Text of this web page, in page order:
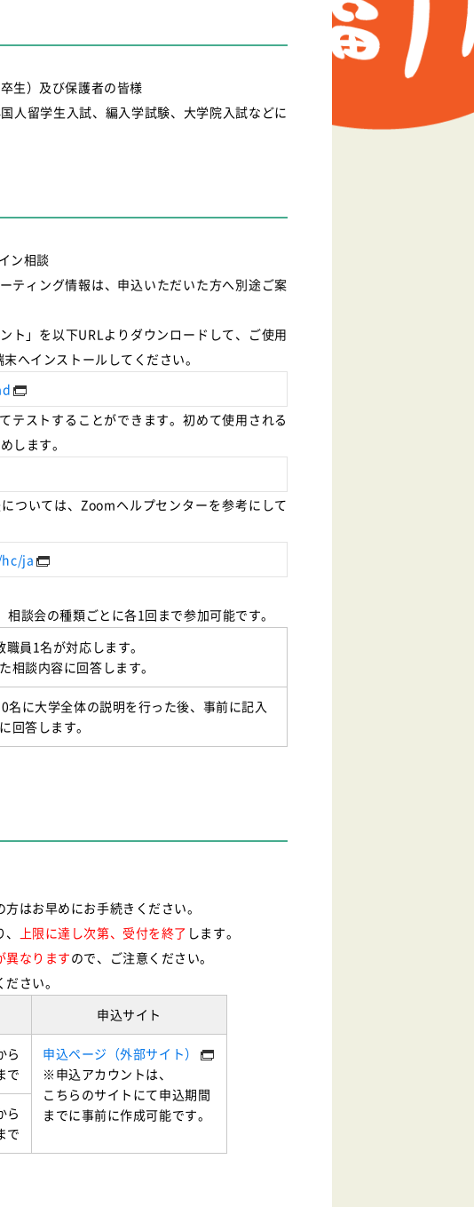
生）及び保護者の皆様
人留学生入試、編入学試験、大学院入試などに
ン相談
ティング情報は、申込いただいた方へ別途ご案
」を以下URLよりダウンロードして、ご使用
へインストールしてください。
テストすることができます。初めて使用される
します。
ついては、Zoomヘルプセンターを参考にして
ja
談会の種類ごとに各1回まで参加可能です。
員1名が対応します。
相談内容に回答します。
名に大学全体の説明を行った後、事前に記入
回答します。
はお早めにお手続きください。
上限に達し次第、受付を終了 します。
異なりますので、ご注意ください。
さい。
申込サイト
ら
で
申込ページ（外部サイト）
※申込アカウントは、
こちらのサイトにて申込期間
までに事前に作成可能です。
ら
で